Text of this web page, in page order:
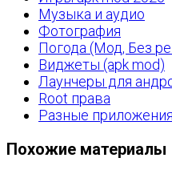
Музыка и аудио
Фотография
Погода (Мод, Без
Виджеты (apk mod)
Лаунчеры для
Root права
Разные
Похожие материалы